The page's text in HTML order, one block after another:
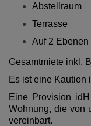
Abstellraum
Terrasse
Auf 2 Ebenen
Gesamtmiete inkl.
Es ist eine Kaution
Eine Provision
Wohnung, die von
vereinbart.